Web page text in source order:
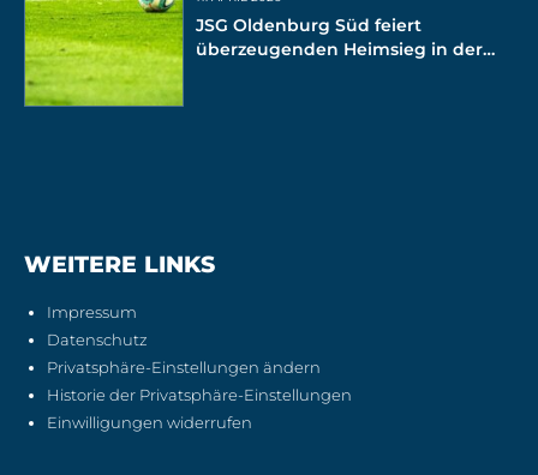
JSG Oldenburg Süd feiert
überzeugenden Heimsieg in der
WEITERE LINKS
Impressum
Datenschutz
Privatsphäre-Einstellungen ändern
Historie der Privatsphäre-Einstellungen
Einwilligungen widerrufen